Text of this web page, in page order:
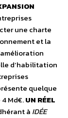
une charte
et la
d’habilitation
quelque
Md€.UN RÉEL
à IDÉE